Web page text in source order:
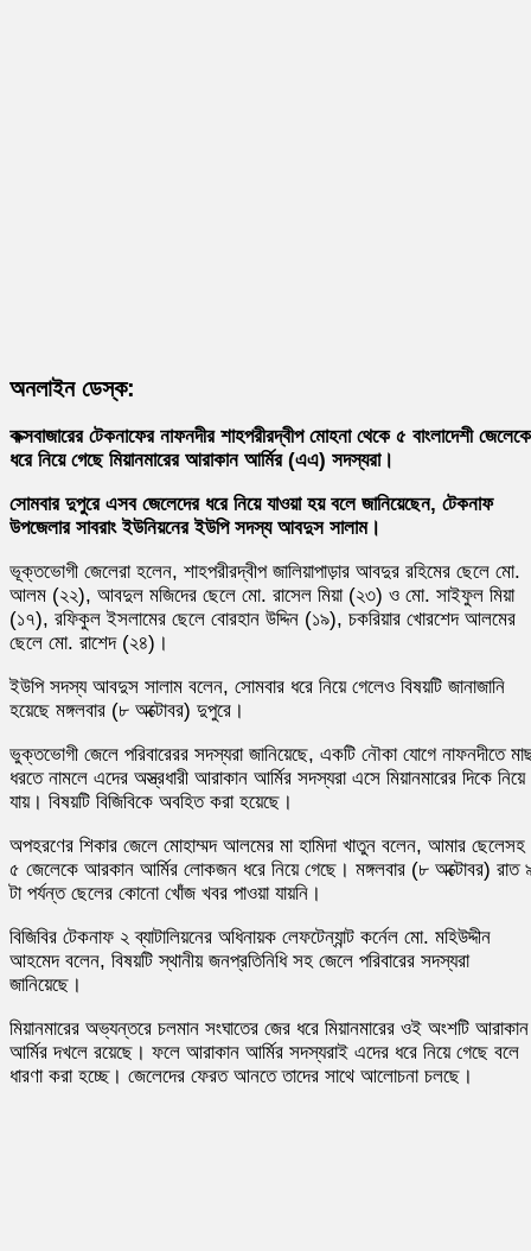
অনলাইন ডেস্ক:
কক্সবাজারের টেকনাফের নাফনদীর শাহপরীরদ্বীপ মোহনা থেকে ৫ বাংলাদেশী জেলেকে
ধরে নিয়ে গেছে মিয়ানমারের আরাকান আর্মির (এএ) সদস্যরা।
সোমবার দুপুরে এসব জেলেদের ধরে নিয়ে যাওয়া হয় বলে জানিয়েছেন, টেকনাফ
উপজেলার সাবরাং ইউনিয়নের ইউপি সদস্য আবদুস সালাম।
ভূক্তভোগী জেলেরা হলেন, শাহপরীরদ্বীপ জালিয়াপাড়ার আবদুর রহিমের ছেলে মো.
আলম (২২), আবদুল মজিদের ছেলে মো. রাসেল মিয়া (২৩) ও মো. সাইফুল মিয়া
(১৭), রফিকুল ইসলামের ছেলে বোরহান উদ্দিন (১৯), চকরিয়ার খোরশেদ আলমের
ছেলে মো. রাশেদ (২৪)।
ইউপি সদস্য আবদুস সালাম বলেন, সোমবার ধরে নিয়ে গেলেও বিষয়টি জানাজানি
হয়েছে মঙ্গলবার (৮ অক্টোবর) দুপুরে।
ভুক্তভোগী জেলে পরিবারেরর সদস্যরা জানিয়েছে, একটি নৌকা যোগে নাফনদীতে
ধরতে নামলে এদের অস্ত্রধারী আরাকান আর্মির সদস্যরা এসে মিয়ানমারের দিকে নিয়ে
যায়। বিষয়টি বিজিবিকে অবহিত করা হয়েছে।
অপহরণের শিকার জেলে মোহাম্মদ আলমের মা হামিদা খাতুন বলেন, আমার ছেলেসহ
৫ জেলেকে আরকান আর্মির লোকজন ধরে নিয়ে গেছে। মঙ্গলবার (৮ অক্টোবর) রাত
টা পর্যন্ত ছেলের কোনো খোঁজ খবর পাওয়া যায়নি।
বিজিবির টেকনাফ ২ ব্যাটালিয়নের অধিনায়ক লেফটেন্যান্ট কর্নেল মো. মহিউদ্দীন
আহমেদ বলেন, বিষয়টি স্থানীয় জনপ্রতিনিধি সহ জেলে পরিবারের সদস্যরা
জানিয়েছে।
মিয়ানমারের অভ্যন্তরে চলমান সংঘাতের জের ধরে মিয়ানমারের ওই অংশটি আরাকান
আর্মির দখলে রয়েছে। ফলে আরাকান আর্মির সদস্যরাই এদের ধরে নিয়ে গেছে বলে
ধারণা করা হচ্ছে। জেলেদের ফেরত আনতে তাদের সাথে আলোচনা চলছে।